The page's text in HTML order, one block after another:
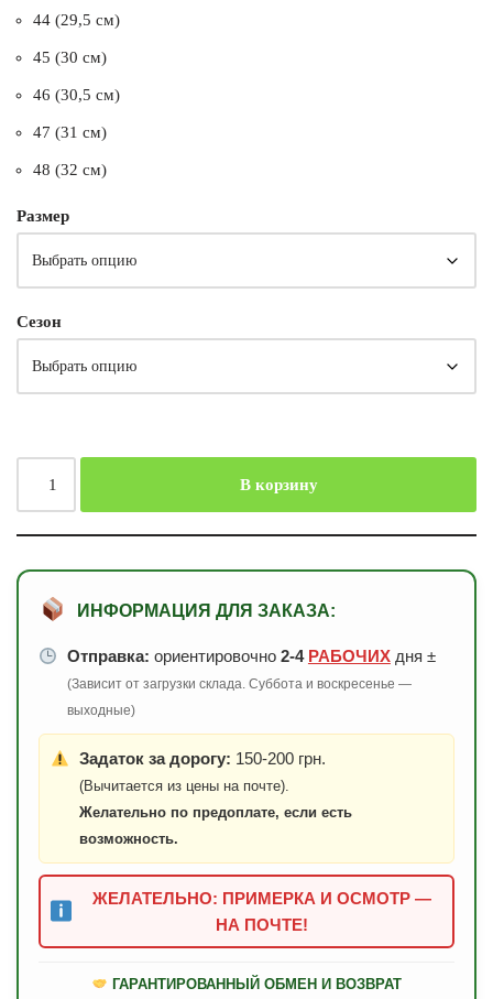
44 (29,5 см)
45 (30 см)
46 (30,5 см)
47 (31 см)
48 (32 см)
Размер
Сезон
В корзину
ИНФОРМАЦИЯ ДЛЯ ЗАКАЗА:
Отправка: ориентировочно 2-4 РАБОЧИХдня ±
(Зависит от загрузки склада. Суббота и воскресенье —
выходные)
Задаток за дорогу: 150-200 грн.
(Вычитается из цены на почте).
Желательно по предоплате, если есть
возможность.
ЖЕЛАТЕЛЬНО: ПРИМЕРКА И ОСМОТР —
НА ПОЧТЕ!
ГАРАНТИРОВАННЫЙ ОБМЕН И ВОЗВРАТ